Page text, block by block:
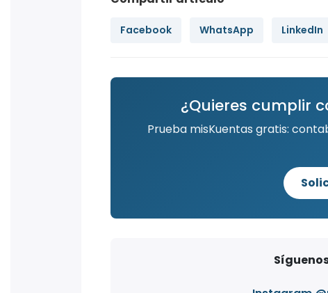
Facebook WhatsApp LinkedIn
¿Quieres cumplir
Prueba misKuentas gratis: